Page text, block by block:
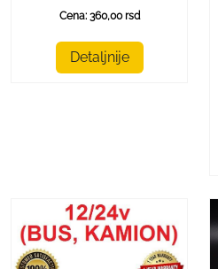
Cena: 360,00 rsd
Detaljnije